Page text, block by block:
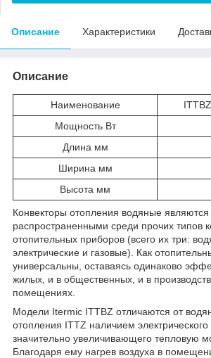
Описание Характеристики
Описание
Наименование
Мощность Вт
Длина мм
Ширина мм
Высота мм
Конвекторы отопления водяные
распространенными среди прочих типов
отопительных приборов (всего их три:
электрические и газовые). Как
универсальны, оставаясь одинаково
жилых, и в общественных, и в
помещениях.
Модели Itermic ITTBZ отличаются от
отопления ITTZ наличием электрического
значительно увеличивающего тепловую
Благодаря ему нагрев воздуха в